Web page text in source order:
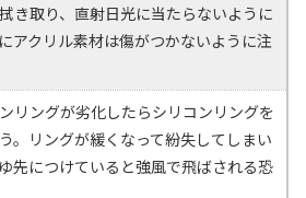
き取り、直射日光に当たらないように
アクリル素材は傷がつかないように注
リングが劣化したらシリコンリングを
。リングが緩くなって紛失してしまい
先につけていると強風で飛ばされる恐